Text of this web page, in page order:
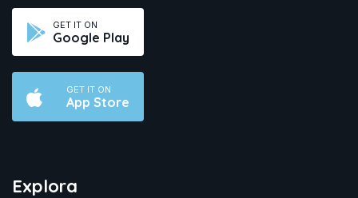
GET IT ON
Google Play
GET IT ON
App Store
Explora